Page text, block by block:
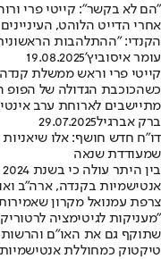
"הם לא בקשר": קייטי פרי
אחרי הדייט הלוהט,
הקנדי: "ההתלהבות
עומר איסוביץ'19.08.2025
קייטי פרי וראש ממשלת
כשהכוכבת הגדולה של הפופ
מתיישבים לארוחת ערב
ברק אברגיל29.07.2025
דו"ח חדש חושף: אלו
שמעודדת שנאה
אנטישמיות בקנדה, ארה"ב
צרפת עמנואל מקרון
"מעניקות לגיטימציה
שתוקף גם את האו"ם
טיקטוק כמחוללת